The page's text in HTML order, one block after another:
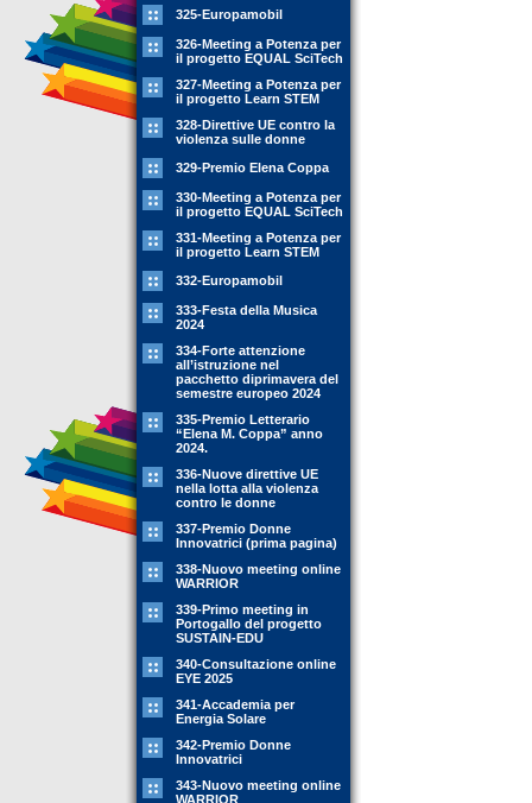
325-Europamobil
326-Meeting a Potenza per
il progetto EQUAL SciTech
327-Meeting a Potenza per
il progetto Learn STEM
328-Direttive UE contro la
violenza sulle donne
329-Premio Elena Coppa
330-Meeting a Potenza per
il progetto EQUAL SciTech
331-Meeting a Potenza per
il progetto Learn STEM
332-Europamobil
333-Festa della Musica
2024
334-Forte attenzione
all’istruzione nel
pacchetto diprimavera del
semestre europeo 2024
335-Premio Letterario
“Elena M. Coppa” anno
2024.
336-Nuove direttive UE
nella lotta alla violenza
contro le donne
337-Premio Donne
Innovatrici (prima pagina)
338-Nuovo meeting online
WARRIOR
339-Primo meeting in
Portogallo del progetto
SUSTAIN-EDU
340-Consultazione online
EYE 2025
341-Accademia per
Energia Solare
342-Premio Donne
Innovatrici
343-Nuovo meeting online
WARRIOR